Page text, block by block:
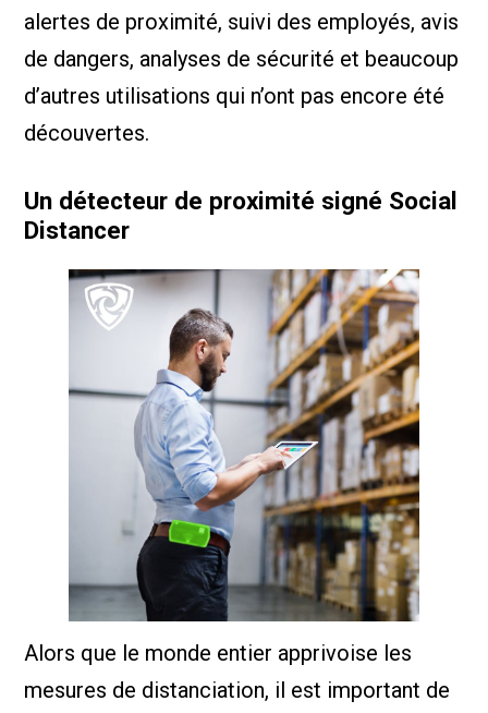
alertes de proximité, suivi des employés, avis
de dangers, analyses de sécurité et beaucoup
d’autres utilisations qui n’ont pas encore été
découvertes.
Un détecteur de proximité signé Social
Distancer
Alors que le monde entier apprivoise les
mesures de distanciation, il est important de